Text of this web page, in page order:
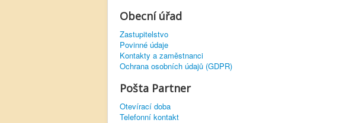
Obecní úřad
Zastupitelstvo
Povinné údaje
Kontakty a zaměstnanci
Ochrana osobních údajů (GDPR)
Pošta Partner
Otevírací doba
Telefonní kontakt